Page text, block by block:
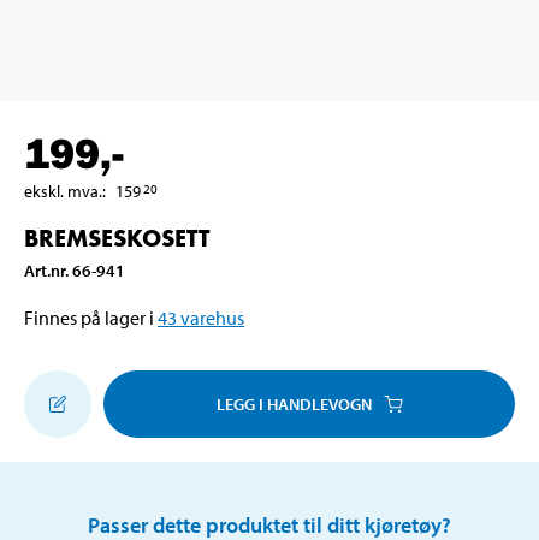
199,-
ekskl. mva.: 15920
BREMSESKOSETT
Art.nr.66-941
Finnes på lager i 43 varehus
LEGG I HANDLEVOGN
Passer dette produktet til ditt kjøretøy?